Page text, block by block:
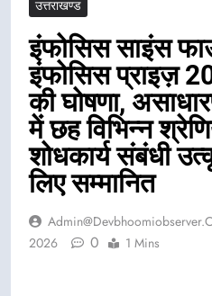
उत्तराखण्ड
इंफोसिस साइंस
इंफोसिस प्राइज़
की घोषणा,
में छह विभिन्न
शोधकार्य संबंधी
लिए सम्मानित
2026
0 1 Mins